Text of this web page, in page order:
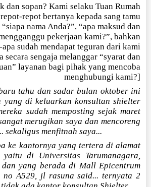
dan sopan? Kami selaku Tuan Rumah
repot bertanya kepada sang tamu
nama Anda?”, “apa maksud dan
pekerjaan kami?”, bahkan
sudah mendapat teguran dari kami
secara sengaja melanggar “syarat dan
layanan bagi pihak yang mencoba
menghubungi kami?]
tahu dan sadar bulan oktober ini
yang di keluarkan konsultan shielter
sudah memposting sejak maret
merugikan saya dan mencoreng
sekaligus menfitnah saya...
ke kantornya yang tertera di alamat
di Universitas Tarumanagara,
dan yang berada di Mall Epicentrum
A529, jl rasuna said... ternyata 2